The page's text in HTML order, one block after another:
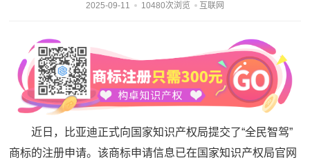
2025-09-11 10480次浏览 互联网
近日，比亚迪正式向国家知识产权局提交了“全民智驾”
商标的注册申请。该商标申请信息已在国家知识产权局官网